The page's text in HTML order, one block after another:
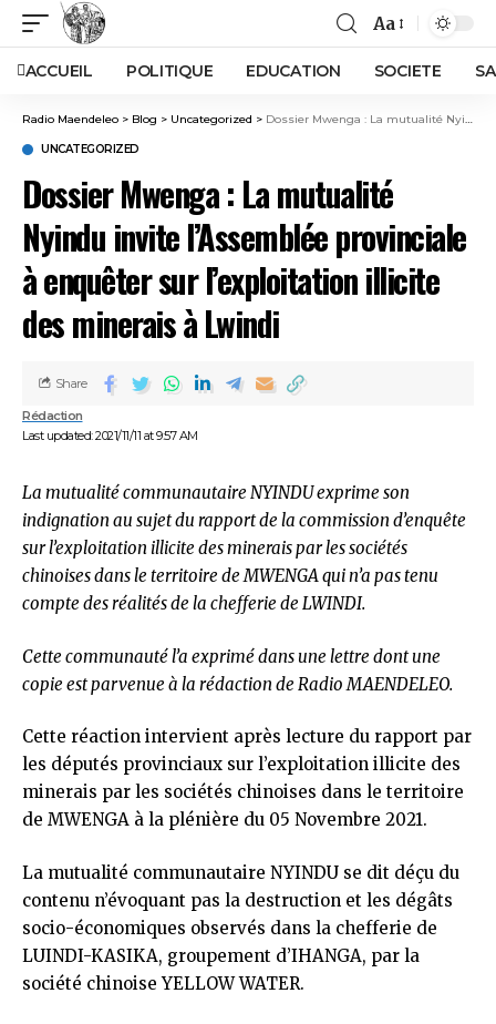
Aa
ACCUEIL POLITIQUE EDUCATION SOCIETE
Radio Maendeleo > Blog > Uncategorized > Dossier Mwenga : La mutualité Nyindu invite l’Assemblée provinciale à enquêter sur l’exploitation illicite des minerais à Lwindi
UNCATEGORIZED
Dossier Mwenga : La mutualité
Nyindu invite l’Assemblée provinciale
à enquêter sur l’exploitation illicite
des minerais à Lwindi
Last updated: 2021/11/11 at 9:57 AM
Rédaction
Share
La mutualité communautaire NYINDU exprime son
indignation au sujet du rapport de la commission d’enquête
sur l’exploitation illicite des minerais par les sociétés
chinoises dans le territoire de MWENGA qui n’a pas tenu
compte des réalités de la chefferie de LWINDI.
Cette communauté l’a exprimé dans une lettre dont une
copie est parvenue à la rédaction de Radio MAENDELEO.
Cette réaction intervient après lecture du rapport par
les députés provinciaux sur l’exploitation illicite des
minerais par les sociétés chinoises dans le territoire
de MWENGA à la plénière du 05 Novembre 2021.
La mutualité communautaire NYINDU se dit déçu du
contenu n’évoquant pas la destruction et les dégâts
socio-économiques observés dans la chefferie de
LUINDI-KASIKA, groupement d’IHANGA, par la
société chinoise YELLOW WATER.